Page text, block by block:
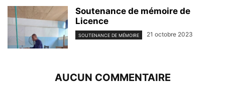
Soutenance de mémoire de
Licence
SOUTENANCE DE MÉMOIRE 21 octobre 2023
AUCUN COMMENTAIRE